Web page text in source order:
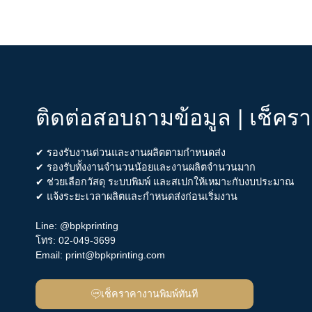
ติดต่อสอบถามข้อมูล | เช็คร
✔ รองรับงานด่วนและงานผลิตตามกำหนดส่ง
✔ รองรับทั้งงานจำนวนน้อยและงานผลิตจำนวนมาก
✔ ช่วยเลือกวัสดุ ระบบพิมพ์ และสเปกให้เหมาะกับงบประมาณ
✔ แจ้งระยะเวลาผลิตและกำหนดส่งก่อนเริ่มงาน
Line: @bpkprinting
โทร: 02-049-3699
Email: print@bpkprinting.com
เช็คราคางานพิมพ์ทันที